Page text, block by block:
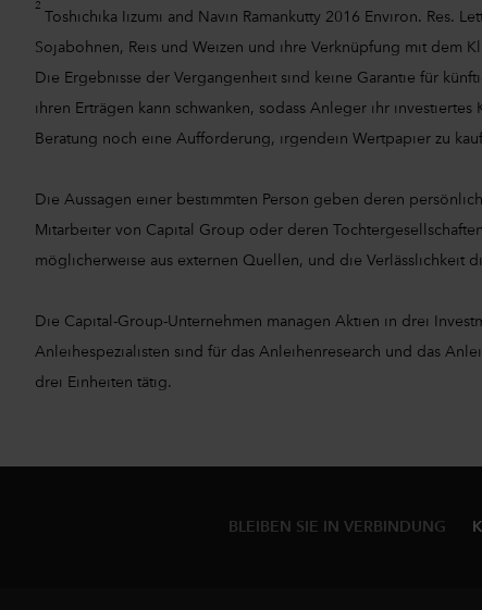
2
Toshichika Iizumi and Navin Ramankutty 2016 Environ. Res.
Sojabohnen, Reis und Weizen und ihre Verknüpfung mit dem
Die Ergebnisse der Vergangenheit sind keine Garantie für
ihren Erträgen kann schwanken, sodass Anleger ihr
Beratung noch eine Aufforderung, irgendein Wertpapier zu
Die Aussagen einer bestimmten Person geben deren
Mitarbeiter von Capital Group oder deren
möglicherweise aus externen Quellen, und die Verlässlichkeit
Die Capital-Group-Unternehmen managen Aktien in drei
Anleihespezialisten sind für das Anleihenresearch und das
drei Einheiten tätig.
BLEIBEN SIE IN VERBINDUNG